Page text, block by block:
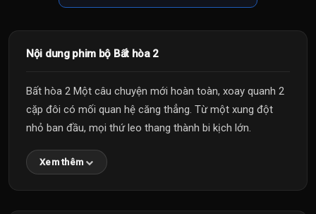
Nội dung phim bộ Bất hòa 2
Bất hòa 2 Một câu chuyện mới hoàn toàn, xoay quanh 2
cặp đôi có mối quan hệ căng thẳng. Từ một xung đột
nhỏ ban đầu, mọi thứ leo thang thành bi kịch lớn.
Xem thêm